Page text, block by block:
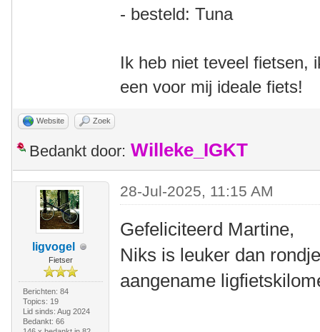
- besteld: Tuna
Ik heb niet teveel fietsen,
een voor mij ideale fiets!
Website Zoek
Bedankt door: Willeke_IGKT
ligvogel
Fietser
Berichten: 84
Topics: 19
Lid sinds: Aug 2024
Bedankt: 66
28-Jul-2025, 11:15 AM
Gefeliciteerd Martine,
Niks is leuker dan
aangename